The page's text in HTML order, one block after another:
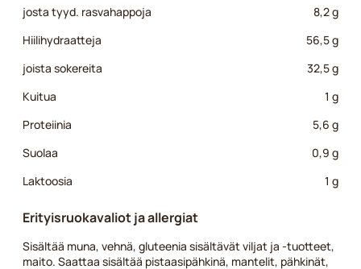
josta tyyd. rasvahappoja
8,2 g
Hiilihydraatteja
56,5 g
joista sokereita
32,5 g
Kuitua
1 g
Proteiinia
5,6 g
Suolaa
0,9 g
Laktoosia
1 g
Erityisruokavaliot ja allergiat
Sisältää muna, vehnä, gluteenia sisältävät viljat ja -tuotteet,
maito. Saattaa sisältää pistaasipähkinä, mantelit, pähkinät,